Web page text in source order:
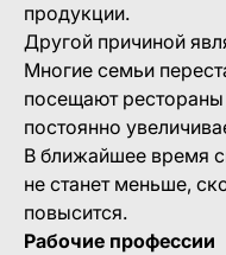
продукции.
Другой причиной
Многие семьи
посещают
постоянно
В ближайшее время
не станет меньше,
повысится.
Рабочие профессии